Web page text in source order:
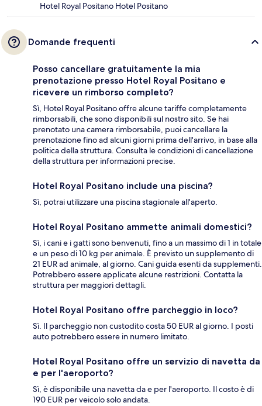
Hotel Royal Positano Hotel Positano
Domande frequenti
Posso cancellare gratuitamente la mia
prenotazione presso Hotel Royal Positano e
ricevere un rimborso completo?
Sì, Hotel Royal Positano offre alcune tariffe completamente
rimborsabili, che sono disponibili sul nostro sito. Se hai
prenotato una camera rimborsabile, puoi cancellare la
prenotazione fino ad alcuni giorni prima dell'arrivo, in base alla
politica della struttura. Consulta le condizioni di cancellazione
della struttura per informazioni precise.
Hotel Royal Positano include una piscina?
Sì, potrai utilizzare una piscina stagionale all'aperto.
Hotel Royal Positano ammette animali domestici?
Sì, i cani e i gatti sono benvenuti, fino a un massimo di 1 in totale
e un peso di 10 kg per animale. È previsto un supplemento di
21 EUR ad animale, al giorno. Cani guida esenti da supplementi.
Potrebbero essere applicate alcune restrizioni. Contatta la
struttura per maggiori dettagli.
Hotel Royal Positano offre parcheggio in loco?
Sì. Il parcheggio non custodito costa 50 EUR al giorno. I posti
auto potrebbero essere in numero limitato.
Hotel Royal Positano offre un servizio di navetta da
e per l'aeroporto?
Sì, è disponibile una navetta da e per l'aeroporto. Il costo è di
190 EUR per veicolo solo andata.